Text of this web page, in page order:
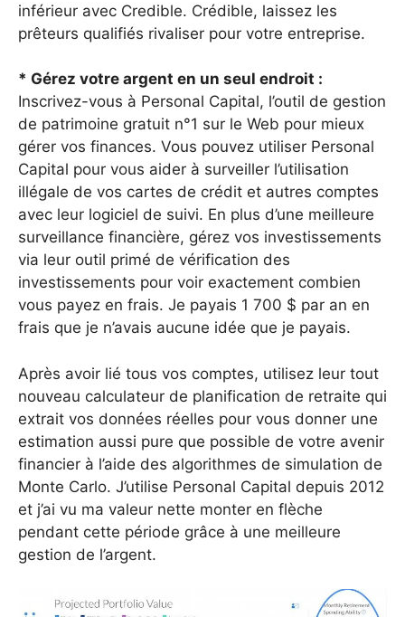
inférieur avec Credible. Crédible, laissez les
prêteurs qualifiés rivaliser pour votre entreprise.
* Gérez votre argent en un seul endroit :
Inscrivez-vous à Personal Capital, l’outil de gestion
de patrimoine gratuit n°1 sur le Web pour mieux
gérer vos finances. Vous pouvez utiliser Personal
Capital pour vous aider à surveiller l’utilisation
illégale de vos cartes de crédit et autres comptes
avec leur logiciel de suivi. En plus d’une meilleure
surveillance financière, gérez vos investissements
via leur outil primé de vérification des
investissements pour voir exactement combien
vous payez en frais. Je payais 1 700 $ par an en
frais que je n’avais aucune idée que je payais.
Après avoir lié tous vos comptes, utilisez leur tout
nouveau calculateur de planification de retraite qui
extrait vos données réelles pour vous donner une
estimation aussi pure que possible de votre avenir
financier à l’aide des algorithmes de simulation de
Monte Carlo. J’utilise Personal Capital depuis 2012
et j’ai vu ma valeur nette monter en flèche
pendant cette période grâce à une meilleure
gestion de l’argent.